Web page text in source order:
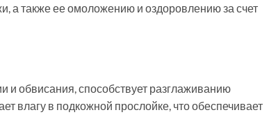
а также ее омоложению и оздоровлению за счет
и обвисания, способствует разглаживанию
влагу в подкожной прослойке, что обеспечивает